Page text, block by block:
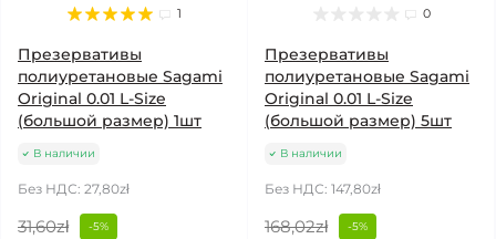
1
Презервативы
полиуретановые Sagami
Original 0.01 L-Size
(большой размер) 1шт
В наличии
Без НДС: 27,80zł
31,60zł -5%
0
Презервативы
полиуретановые Sagami
Original 0.01 L-Size
(большой размер) 5шт
В наличии
Без НДС: 147,80zł
168,02zł -5%